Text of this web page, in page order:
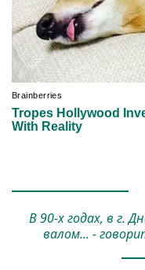
В 90-х годах, в г.
валом... -